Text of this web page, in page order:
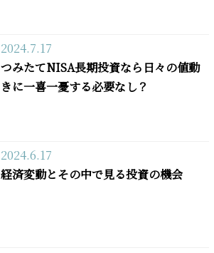
2024.7.17
つみたてNISA長期投資なら日々の値動
きに一喜一憂する必要なし？
2024.6.17
経済変動とその中で見る投資の機会